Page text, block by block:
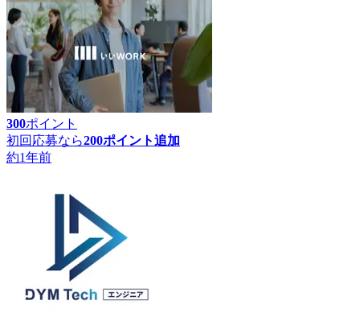
300ポイント
初回応募なら200ポイント追加
約1年前